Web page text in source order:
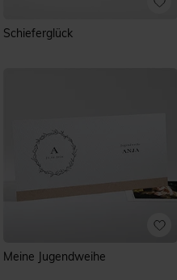
Schieferglück
Meine Jugendweihe